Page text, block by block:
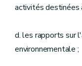
activités destinées
d. les rapports sur
environnementale ;